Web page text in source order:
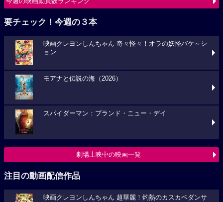
要チェック！今週の３本
映画クレヨンしんちゃん 奇々怪々！オラの妖怪バケ～シ
ョン
モアナと伝説の海（2026）
スパイダーマン：ブランド・ニュー・デイ
劇場上映中の映画一覧
注目の動画配信作品
映画クレヨンしんちゃん 超華麗！灼熱のカスカベダンサ